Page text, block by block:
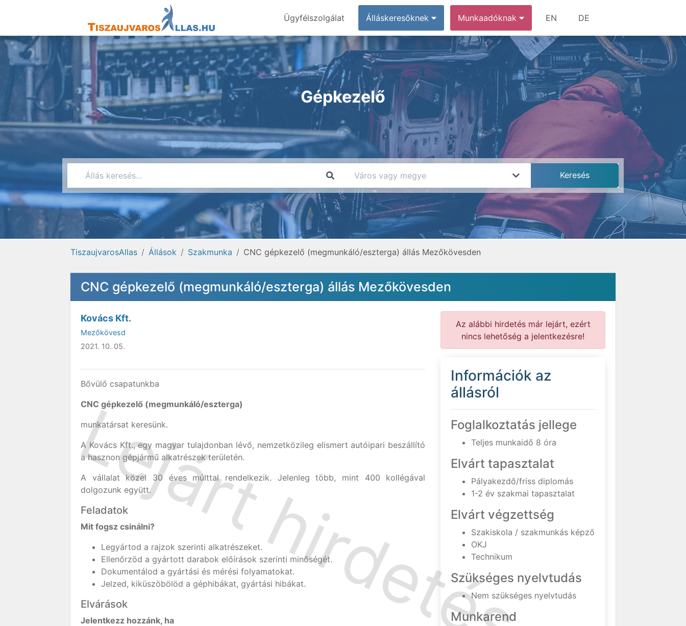
Ügyfélszolgálat Álláskeresőknek Munkaadóknak EN DE
Gépkezelő
TiszaujvarosAllas Állások Szakmunka CNC gépkezelő (megmunkáló/eszterga) állás Mezőkövesden
CNC gépkezelő (megmunkáló/eszterga) állás Mezőkövesden
Kovács Kft.
Mezőkövesd
2021. 10. 05.
Bővülő csapatunkba
CNC gépkezelő (megmunkáló/eszterga)
munkatársat keresünk.
A Kovács Kft., egy magyar tulajdonban lévő, nemzetközileg elismert autóipari beszállító
a hasznon gépjármű alkatrészek területén.
A vállalat közel 30 éves múlttal rendelkezik. Jelenleg több, mint 400 kollégával
dolgozunk együtt.
Feladatok
Mit fogsz csinálni?
Legyártod a rajzok szerinti alkatrészeket.
Ellenőrzöd a gyártott darabok előírások szerinti minőségét.
Dokumentálod a gyártási és mérési folyamatokat.
Jelzed, kiküszöbölöd a géphibákat, gyártási hibákat.
Elvárások
Jelentkezz hozzánk, ha
Az alábbi hirdetés már lejárt, ezért
nincs lehetőség a jelentkezésre!
Információk az
állásról
Foglalkoztatás jellege
Teljes munkaidő 8 óra
Elvárt tapasztalat
Pályakezdő/friss diplomás
1-2 év szakmai tapasztalat
Elvárt végzettség
Szakiskola / szakmunkás képző
OKJ
Technikum
Szükséges nyelvtudás
Nem szükséges nyelvtudás
Munkarend